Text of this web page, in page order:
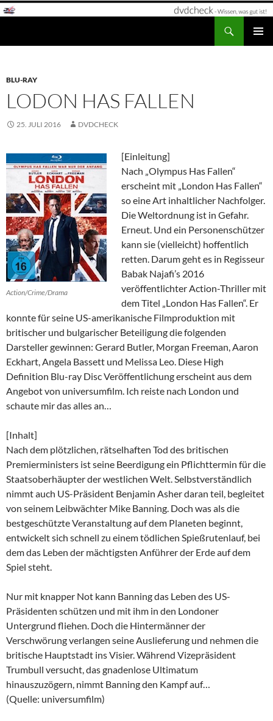
Zum
BLU-RAY
LODON HAS FALLEN
25. JULI 2016 DVDCHECK
Action/Crime/Drama
[Einleitung]
Nach „Olympus Has Fallen“
erscheint mit „London Has Fallen“
so eine Art inhaltlicher Nachfolger.
Die Weltordnung ist in Gefahr.
Erneut. Und ein Personenschützer
kann sie (vielleicht) hoffentlich
retten. Darum geht es in Regisseur
Babak Najafi’s 2016
veröffentlichter Action-Thriller mit
dem Titel „London Has Fallen“. Er
konnte für seine US-amerikanische Filmproduktion mit
britischer und bulgarischer Beteiligung die folgenden
Darsteller gewinnen: Gerard Butler, Morgan Freeman, Aaron
Eckhart, Angela Bassett und Melissa Leo. Diese High
Definition Blu-ray Disc Veröffentlichung erscheint aus dem
Angebot von universumfilm. Ich reiste nach London und
schaute mir das alles an…
[Inhalt]
Nach dem plötzlichen, rätselhaften Tod des britischen
Premierministers ist seine Beerdigung ein Pflichttermin für die
Staatsoberhäupter der westlichen Welt. Selbstverständlich
nimmt auch US-Präsident Benjamin Asher daran teil, begleitet
von seinem Leibwächter Mike Banning. Doch was als die
bestgeschützte Veranstaltung auf dem Planeten beginnt,
entwickelt sich schnell zu einem tödlichen Spießrutenlauf, bei
dem das Leben der mächtigsten Anführer der Erde auf dem
Spiel steht.
Nur mit knapper Not kann Banning das Leben des US-
Präsidenten schützen und mit ihm in den Londoner
Untergrund fliehen. Doch die Hintermänner der
Verschwörung verlangen seine Auslieferung und nehmen die
britische Hauptstadt ins Visier. Während Vizepräsident
Trumbull versucht, das gnadenlose Ultimatum
hinauszuzögern, nimmt Banning den Kampf auf…
(Quelle: universumfilm)